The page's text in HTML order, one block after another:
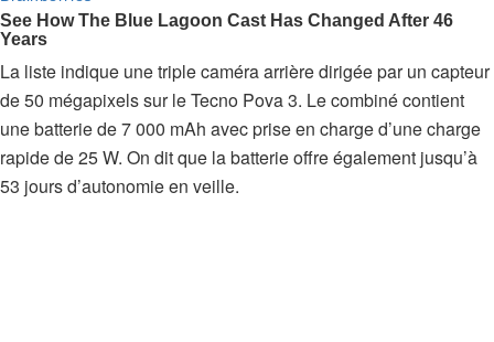
La liste indique une triple caméra arrière dirigée par un capteur
de 50 mégapixels sur le Tecno Pova 3. Le combiné contient
une batterie de 7 000 mAh avec prise en charge d’une charge
rapide de 25 W. On dit que la batterie offre également jusqu’à
53 jours d’autonomie en veille.